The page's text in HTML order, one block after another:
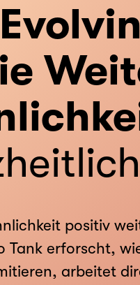
positiv
Tank erforscht,
arbeitet